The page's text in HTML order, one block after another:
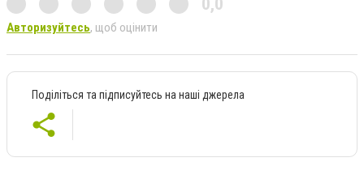
0,0
Авторизуйтесь, щоб оцінити
Поділіться та підписуйтесь на наші джерела